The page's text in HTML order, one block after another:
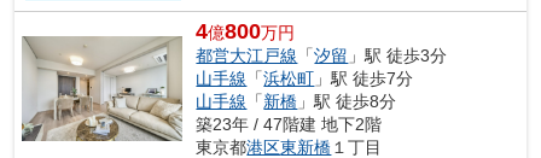
4億800万円
都営大江戸線 「汐留 」駅 徒歩3分
山手線 「浜松町 」駅 徒歩7分
山手線 「新橋 」駅 徒歩8分
築23年 / 47階建 地下2階
東京都港区東新橋 １丁目